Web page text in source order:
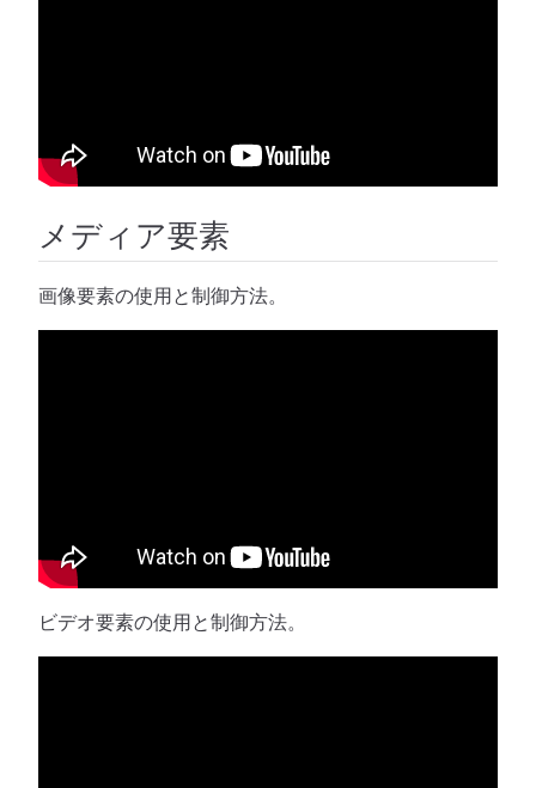
メディア要素
画像要素の使用と制御方法。
ビデオ要素の使用と制御方法。